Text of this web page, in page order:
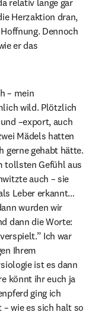
relativ lange gar
Herzaktion dran,
Dennoch
er das
– mein
wild. Plötzlich
–export, auch
Mädels hatten
gerne gehabt hätte.
tollsten Gefühl aus
auch – sie
Leber erkannt…
wurden wir
dann die Worte:
Ich war
Ihrem
ist es dann
könnt ihr euch ja
ging ich
– wie es sich halt so